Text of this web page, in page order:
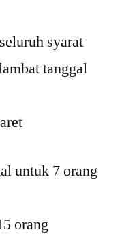
syarat
tanggal
untuk 7 orang
orang